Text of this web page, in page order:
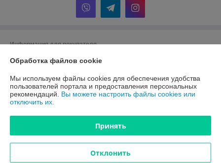
Информация для покупателя
Индивидуальный предприниматель:
Регистрационный номер ЕГР: 291162327
УНП: 291162327
Регистрационный орган: Минский горисполком
Дата регистрации компании: 05.05.2016
Ссылка на свидетельство/лицензию
Местонахождение книги жалоб и предложений: пр. Дзержинского 15
Обработка файлов cookie
Мы используем файлы cookies для обеспечения удобства
пользователей портала и предоставления персональных
рекомендаций. Вы можете настроить файлы cookies или
отключить их.
Принять
Отклонить